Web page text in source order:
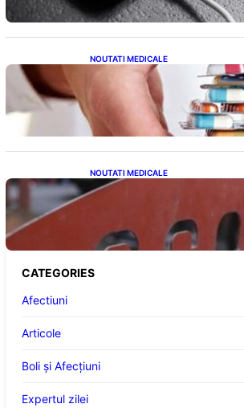
NOUTATI MEDICALE
Criza Medicamentelor
Digestive: Ce Înseamnă
și Panzcebil pentru
NOUTATI MEDICALE
Reforma Educațională din
Schimbare
CATEGORIES
Afectiuni
Articole
Boli și Afecțiuni
Expertul zilei